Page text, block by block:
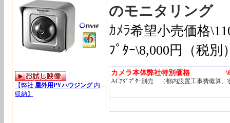
【弊社 屋外用PYハウジング 内
収納】
のモニタリング
ｶﾒﾗ希望小売価格
ﾌﾟﾀｰ\8,000円（税別
カメラ本体弊社特別価格
ACｱﾀﾞﾌﾟﾀｰ別売 （都内設置工事費概算、